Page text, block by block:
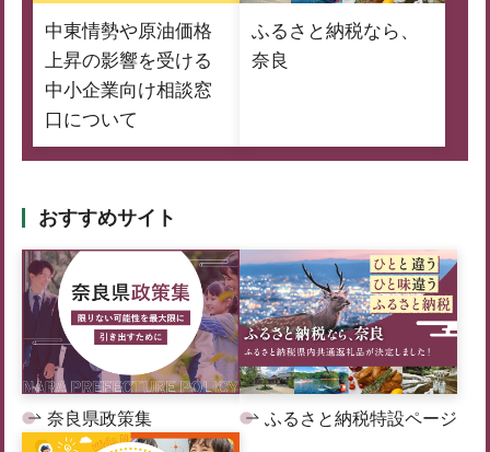
中東情勢や原油価格
上昇の影響を受ける
中小企業向け相談窓
口について
ふるさと納税なら、
奈良
おすすめサイト
奈良県政策集 ふるさと納税特設ページ